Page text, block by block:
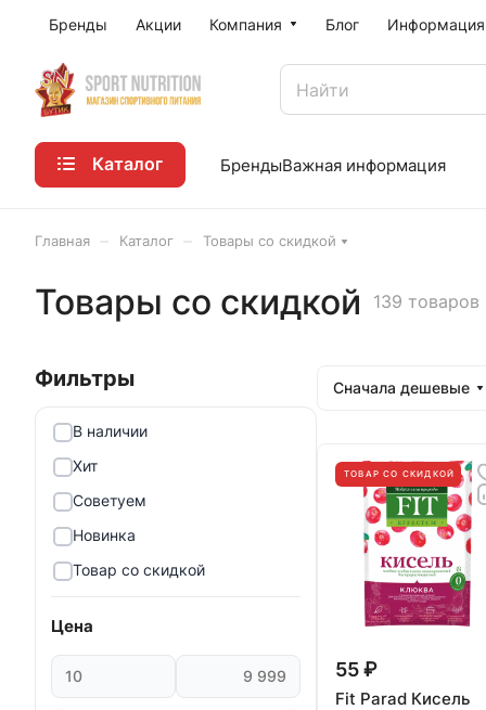
Бренды Акции Компания Блог Информация
Каталог БрендыВажная информация
Главная Каталог Товары со скидкой
Товары со скидкой 139 товаров
В наличии
Хит
Советуем
Новинка
Товар со скидкой
Цена
Сначала дешевые
ТОВАР СО СКИДКОЙ
55 ₽
Fit Parad Кисель